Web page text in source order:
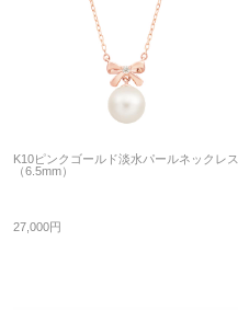
K10ピンクゴールド淡水パールネックレス
（6.5mm）
27,000円